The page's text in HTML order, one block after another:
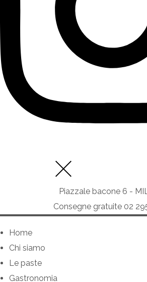
Piazzale bacone 6 -
Consegne gratuite 02
Home
Chi siamo
Le paste
Gastronomia